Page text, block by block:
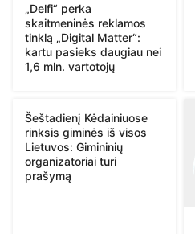
„Delfi“ perka
skaitmeninės reklamos
tinklą „Digital Matter“:
kartu pasieks daugiau nei
1,6 mln. vartotojų
Šeštadienį Kėdainiuose
rinksis giminės iš visos
Lietuvos: Gimininių
organizatoriai turi
prašymą